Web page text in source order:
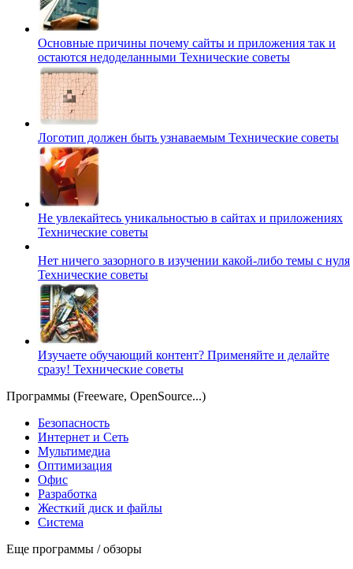
Основные причины почему сайты и приложения так и
остаются недоделанными Технические советы
Логотип должен быть узнаваемым Технические советы
Не увлекайтесь уникальностью в сайтах и приложениях
Технические советы
Нет ничего зазорного в изучении какой-либо темы с нуля
Технические советы
Изучаете обучающий контент? Применяйте и делайте
сразу! Технические советы
Программы (Freeware, OpenSource...)
Безопасность
Интернет и Сеть
Мультимедиа
Оптимизация
Офис
Разработка
Жесткий диск и файлы
Система
Еще программы / обзоры